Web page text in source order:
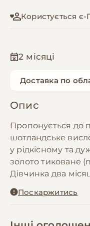
Користується є-
2 місяці
Доставка по
Опис
Пропонується до
шотландське
у рідкісному та
золото тиковане
​Дівчинка два
золотим тоном та
на корпусі).
Поскаржитись